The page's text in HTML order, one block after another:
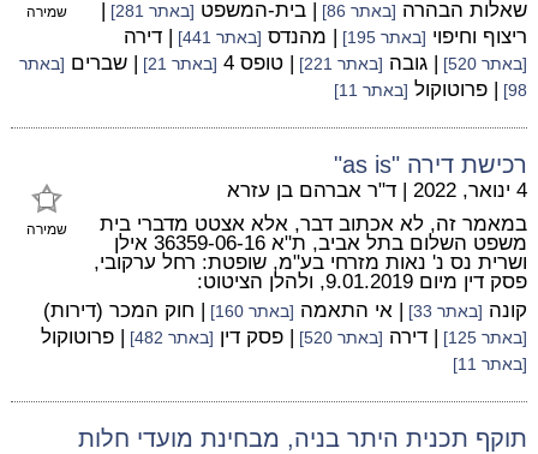
שמירה
שאלות הבהרה [באתר 86] | בית-המשפט [באתר 281]
|
ריצוף וחיפוי [באתר 195] | מהנדס [באתר 441] | דירה
[באתר 520] | גובה [באתר 221] | טופס 4 [באתר 21] | שברים [באתר
98]
| פרוטוקול [באתר 11]
רכישת דירה "as is"
שמירה
4 ינואר, 2022 | ד"ר אברהם בן עזרא
במאמר זה, לא אכתוב דבר, אלא אצטט מדברי בית
משפט השלום בתל אביב, ת"א 36359-06-16 אילן
ושרית נס נ' נאות מזרחי בע"מ, שופטת: רחל ערקובי,
פסק דין מיום 9.01.2019, ולהלן הציטוט:
קונה [באתר 33] | אי התאמה [באתר 160] | חוק המכר (דירות)
[באתר 125] | דירה [באתר 520] | פסק דין [באתר 482] | פרוטוקול
[באתר 11]
תוקף תכנית היתר בניה, מבחינת מועדי חלות